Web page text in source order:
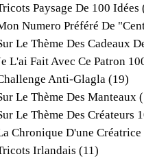
Paysage De 100 Idées
Numero Préféré De
Le Thème Des Cadeaux
L'ai Fait Avec Ce Patron
Anti-Glagla (19)
Le Thème Des Manteaux
Le Thème Des Créateurs
Chronique D'une Créatrice
Irlandais (11)